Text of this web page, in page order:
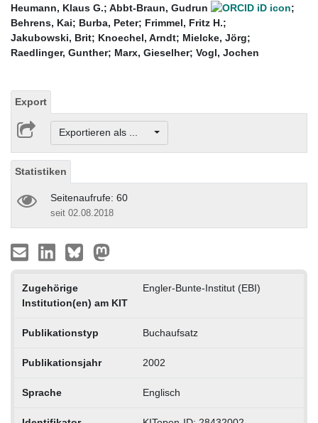
Heumann, Klaus G.; Abbt-Braun, Gudrun
;
Behrens, Kai; Burba, Peter; Frimmel, Fritz H.;
Jakubowski, Brit; Knoechel, Arndt; Mielcke, Jörg;
Raedlinger, Gunther; Marx, Gieselher; Vogl, Jochen
Export
Exportieren als ...
Statistiken
Seitenaufrufe: 60
seit 02.08.2018
Zugehörige
Institution(en) am KIT
Engler-Bunte-Institut (EBI)
Publikationstyp Buchaufsatz
Publikationsjahr 2002
Sprache Englisch